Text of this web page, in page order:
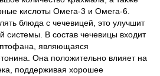
кислоты Омега-3 и Омега-6.
блюда с чечевицей, это улучшит
системы. В состав чечевицы входит
являющаяся
Она положительно влияет на
поддерживая хорошее